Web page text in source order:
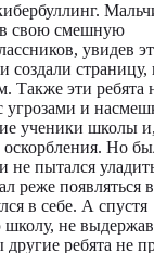
свою смешную
увидев
страницу,
Также эти ребята
угрозами и
ученики школы
оскорбления. Но
не пытался
реже появляться в
в себе. А спустя
школу, не выдержав
ребята не